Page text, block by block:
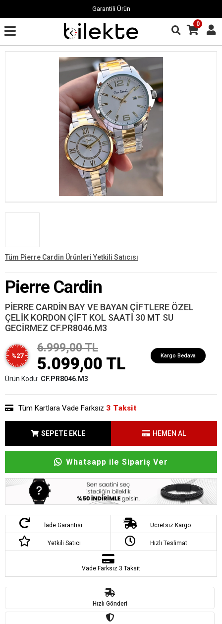
Garantili Ürün
0
Tüm Pierre Cardin Ürünleri Yetkili Satıcısı
Pierre Cardin
PİERRE CARDİN BAY VE BAYAN ÇİFTLERE ÖZEL
ÇELİK KORDON ÇİFT KOL SAATİ 30 MT SU
GECİRMEZ CF.PR8046.M3
%27
6.999,00 TL
5.099,00 TL Kargo Bedava
Ürün Kodu: CF.PR8046.M3
Tüm Kartlara Vade Farksız 3 Taksit
SEPETE EKLE HEMEN AL
Whatsapp ile Sipariş Ver
İade Garantisi Ücretsiz Kargo
Yetkili Satıcı Hızlı Teslimat
Vade Farksız 3 Taksit
Hızlı Gönderi